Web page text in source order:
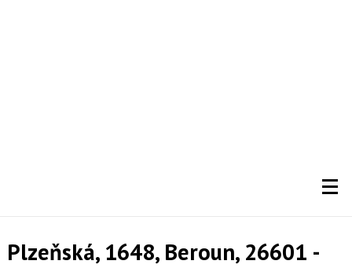
Plzeňská, 1648, Beroun, 26601 -